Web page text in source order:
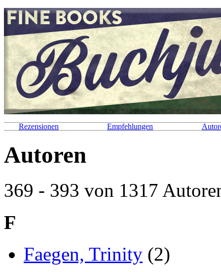
Rezensionen Empfehlungen
Autoren
369 - 393 von 1317
F
Faegen, Trinity (2)